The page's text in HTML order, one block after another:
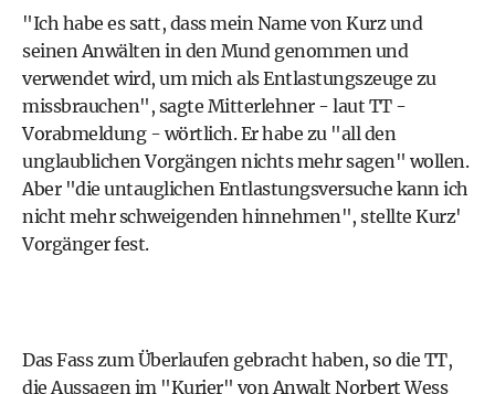
"Ich habe es satt, dass mein Name von Kurz und
seinen Anwälten in den Mund genommen und
verwendet wird, um mich als Entlastungszeuge zu
missbrauchen", sagte Mitterlehner - laut TT -
Vorabmeldung - wörtlich. Er habe zu "all den
unglaublichen Vorgängen nichts mehr sagen" wollen.
Aber "die untauglichen Entlastungsversuche kann ich
nicht mehr schweigenden hinnehmen", stellte Kurz'
Vorgänger fest.
Das Fass zum Überlaufen gebracht haben, so die TT,
die Aussagen im "Kurier" von Anwalt Norbert Wess